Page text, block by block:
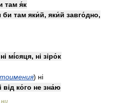
там я́к
там яки́й, яки́й завго́дно,
мі́сяця, ні зіро́к
) ні
від ко́го не зна́ю
ни